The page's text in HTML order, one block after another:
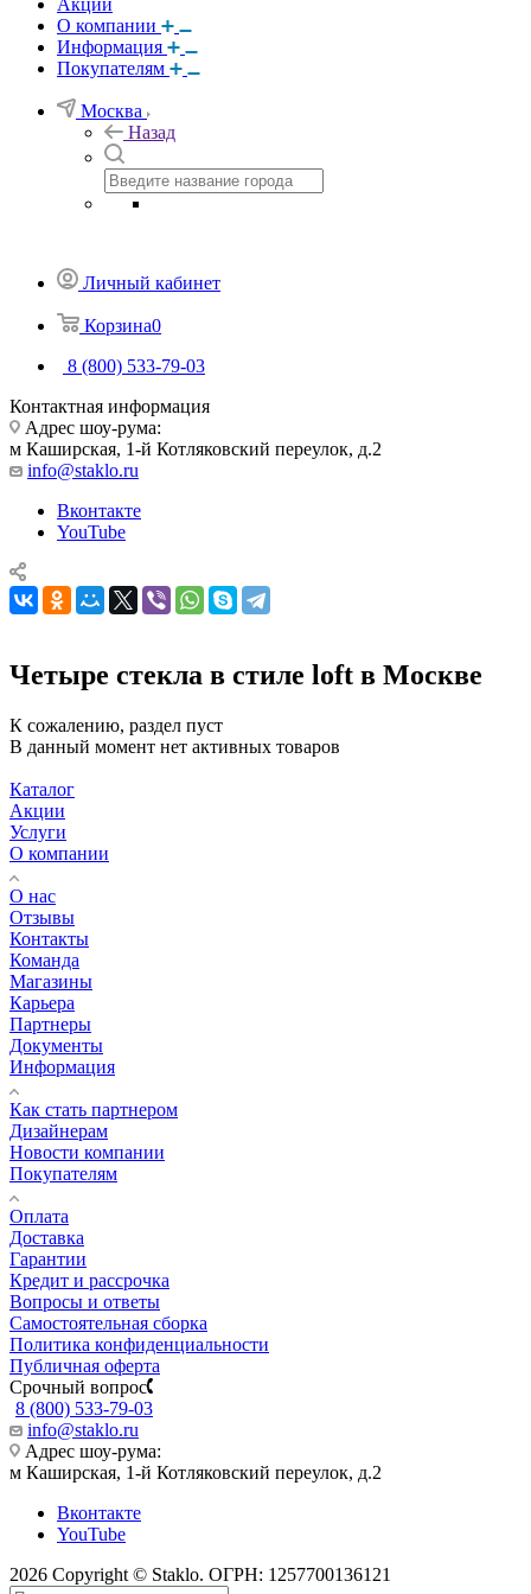
Акции
О компании
Информация
Покупателям
Москва
Назад
Личный кабинет
Корзина0
8 (800) 533-79-03
Контактная информация
Адрес шоу-рума:
м Каширская, 1-й Котляковский переулок, д.2
info@staklo.ru
Вконтакте
YouTube
Четыре стекла в стиле loft в Москве
К сожалению, раздел пуст
В данный момент нет активных товаров
Каталог
Акции
Услуги
О компании
О нас
Отзывы
Контакты
Команда
Магазины
Карьера
Партнеры
Документы
Информация
Как стать партнером
Дизайнерам
Новости компании
Покупателям
Оплата
Доставка
Гарантии
Кредит и рассрочка
Вопросы и ответы
Самостоятельная сборка
Политика конфиденциальности
Публичная оферта
Срочный вопрос
8 (800) 533-79-03
info@staklo.ru
Адрес шоу-рума:
м Каширская, 1-й Котляковский переулок, д.2
Вконтакте
YouTube
2026 Copyright © Staklo. ОГРН: 1257700136121